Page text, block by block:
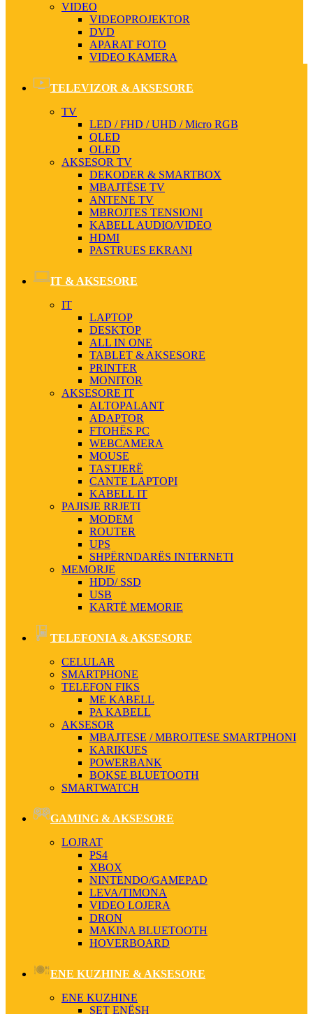
VIDEO
VIDEOPROJEKTOR
DVD
APARAT FOTO
VIDEO KAMERA
TELEVIZOR & AKSESORE
TV
LED / FHD / UHD / Micro RGB
QLED
OLED
AKSESOR TV
DEKODER & SMARTBOX
MBAJTËSE TV
ANTENE TV
MBROJTES TENSIONI
KABELL AUDIO/VIDEO
HDMI
PASTRUES EKRANI
IT & AKSESORE
IT
LAPTOP
DESKTOP
ALL IN ONE
TABLET & AKSESORE
PRINTER
MONITOR
AKSESORE IT
ALTOPALANT
ADAPTOR
FTOHËS PC
WEBCAMERA
MOUSE
TASTJERË
CANTE LAPTOPI
KABELL IT
PAJISJE RRJETI
MODEM
ROUTER
UPS
SHPËRNDARËS INTERNETI
MEMORJE
HDD/ SSD
USB
KARTË MEMORIE
TELEFONIA & AKSESORE
CELULAR
SMARTPHONE
TELEFON FIKS
ME KABELL
PA KABELL
AKSESOR
MBAJTESE / MBROJTESE SMARTPHONI
KARIKUES
POWERBANK
BOKSE BLUETOOTH
SMARTWATCH
GAMING & AKSESORE
LOJRAT
PS4
XBOX
NINTENDO/GAMEPAD
LEVA/TIMONA
VIDEO LOJERA
DRON
MAKINA BLUETOOTH
HOVERBOARD
ENE KUZHINE & AKSESORE
ENE KUZHINE
SET ENËSH